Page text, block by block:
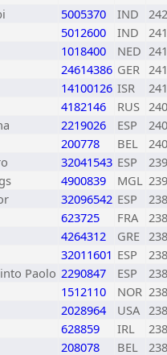
5005370 IND
5012600 IND
1018400 NED
24614386 GER
14100126 ISR
4182146 RUS
2219026 ESP
200778 BEL
32041543 ESP
4900839 MGL
32096542 ESP
623725 FRA
4264312 GRE
32011601 ESP
Paolo 2290847 ESP
1512110 NOR
2028964 USA
628859 IRL
208078 BEL